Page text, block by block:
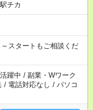
チカ
スタートもご相談くだ
躍中 / 副業・Wワーク
/ 電話対応なし / パソコ